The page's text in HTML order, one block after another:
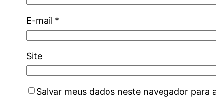
E-mail *
Site
Salvar meus dados neste navegador para